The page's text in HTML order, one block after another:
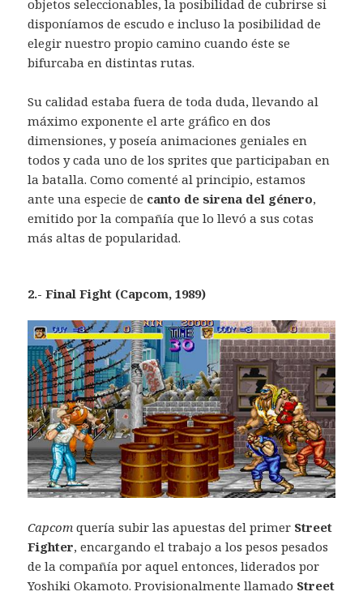
objetos seleccionables, la posibilidad de cubrirse si
disponíamos de escudo e incluso la posibilidad de
elegir nuestro propio camino cuando éste se
bifurcaba en distintas rutas.
Su calidad estaba fuera de toda duda, llevando al
máximo exponente el arte gráfico en dos
dimensiones, y poseía animaciones geniales en
todos y cada uno de los sprites que participaban en
la batalla. Como comenté al principio, estamos
ante una especie de canto de sirena del género,
emitido por la compañía que lo llevó a sus cotas
más altas de popularidad.
2.- Final Fight (Capcom, 1989)
Capcom quería subir las apuestas del primer Street
Fighter, encargando el trabajo a los pesos pesados
de la compañía por aquel entonces, liderados por
Yoshiki Okamoto. Provisionalmente llamado Street